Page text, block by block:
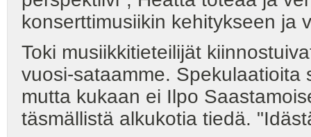
konserttimusiikin kehitykseen ja
Toki musiikkitieteilijät
vuosi-sataamme.
mutta kukaan ei Ilpo
täsmällistä alkukotia tiedä.